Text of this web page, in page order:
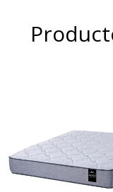
Resortes individuales
se combinan con
de alta densidad y
de espuma
Zoned. Hard
Comfort Grid.Altura